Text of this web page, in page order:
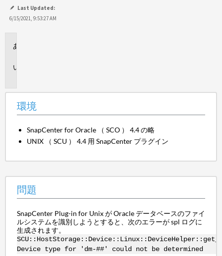
Last Updated:
6/15/2021, 9:53:27 AM
環境
SnapCenter for Oracle （ SCO ） 4.4 の略
UNIX （ SCU ） 4.4 用 SnapCenter プラグイン
問題
SnapCenter Plug-in for Unix が Oracle データベースのファイ
ルシステムを識別しようとすると、次のエラーが spl ログに
生成されます。
Device type for 'dm-##' could not be determined